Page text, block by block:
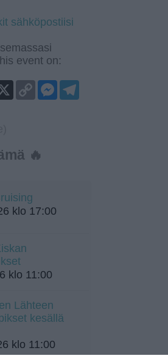
sähköpostiisi
event on:
X
Copy
Link
Messenger
🔥
klo 17:00
klo 11:00
Lähteen
kesällä
klo 11:00